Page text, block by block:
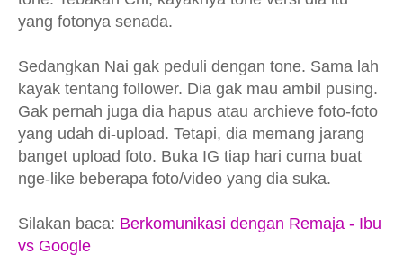
yang fotonya senada.
Sedangkan Nai gak peduli dengan tone. Sama lah
kayak tentang follower. Dia gak mau ambil pusing.
Gak pernah juga dia hapus atau archieve foto-foto
yang udah di-upload. Tetapi, dia memang jarang
banget upload foto. Buka IG tiap hari cuma buat
nge-like beberapa foto/video yang dia suka.
Silakan baca: Berkomunikasi dengan Remaja - Ibu
vs Google